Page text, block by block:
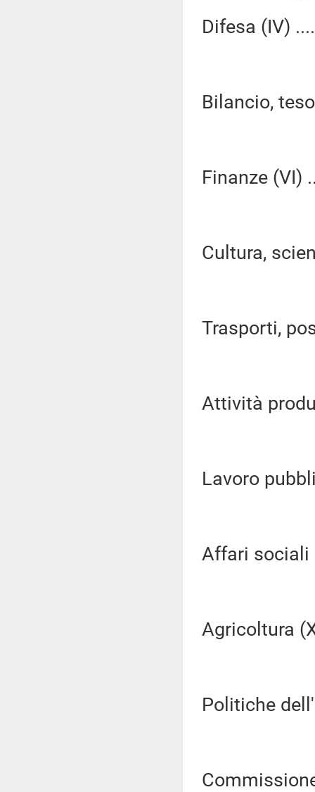
Difesa (IV)
Bilancio,
Finanze (VI)
Cultura,
Trasporti,
Attività
Lavoro
Affari sociali
Agricoltura
Politiche